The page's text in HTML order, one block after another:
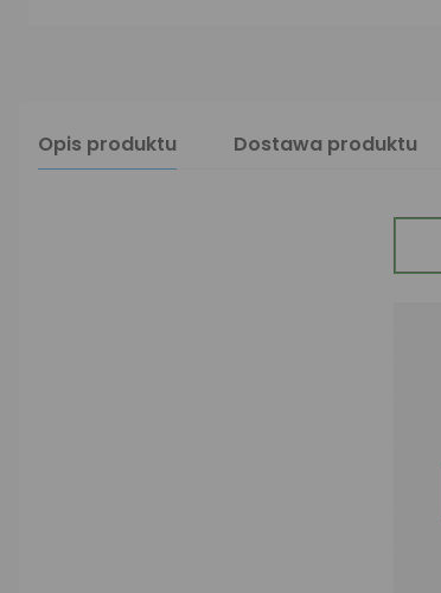
Opis produktu Dostawa produktu